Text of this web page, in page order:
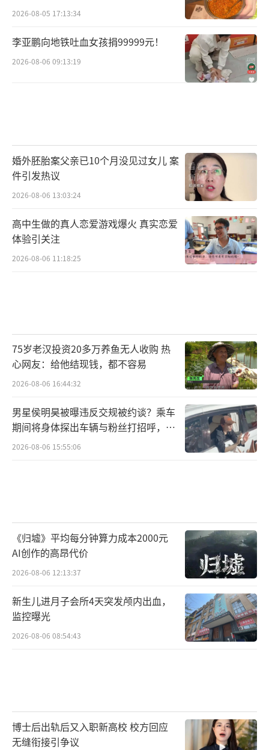
2026-08-05 17:13:34
李亚鹏向地铁吐血女孩捐99999元！
2026-08-06 09:13:19
婚外胚胎案父亲已10个月没见过女儿 案
件引发热议
2026-08-06 13:03:24
高中生做的真人恋爱游戏爆火 真实恋爱
体验引关注
2026-08-06 11:18:25
75岁老汉投资20多万养鱼无人收购 热
心网友：给他结现钱，都不容易
2026-08-06 16:44:32
男星侯明昊被曝违反交规被约谈？乘车
期间将身体探出车辆与粉丝打招呼，当
地交警回应
2026-08-06 15:55:06
《归墟》平均每分钟算力成本2000元
AI创作的高昂代价
2026-08-06 12:13:37
新生儿进月子会所4天突发颅内出血，
监控曝光
2026-08-06 08:54:43
博士后出轨后又入职新高校 校方回应
无缝衔接引争议